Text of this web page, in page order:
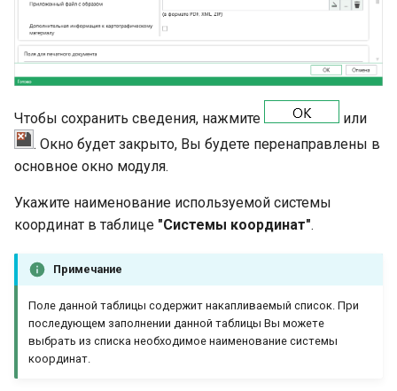
Чтобы сохранить сведения, нажмите
или
. Окно будет закрыто, Вы будете перенаправлены в
основное окно модуля.
Укажите наименование используемой системы
координат в таблице "Системы координат".
Примечание
Поле данной таблицы содержит накапливаемый список. При
последующем заполнении данной таблицы Вы можете
выбрать из списка необходимое наименование системы
координат.